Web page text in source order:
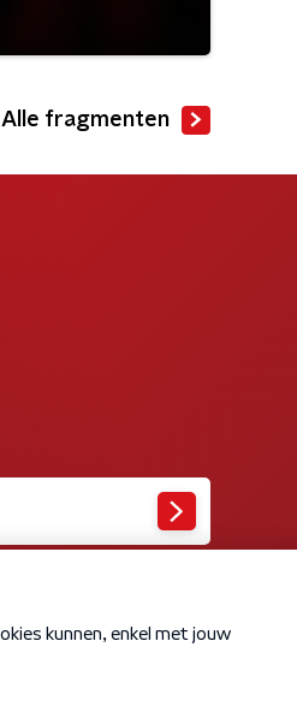
Alle fragmenten